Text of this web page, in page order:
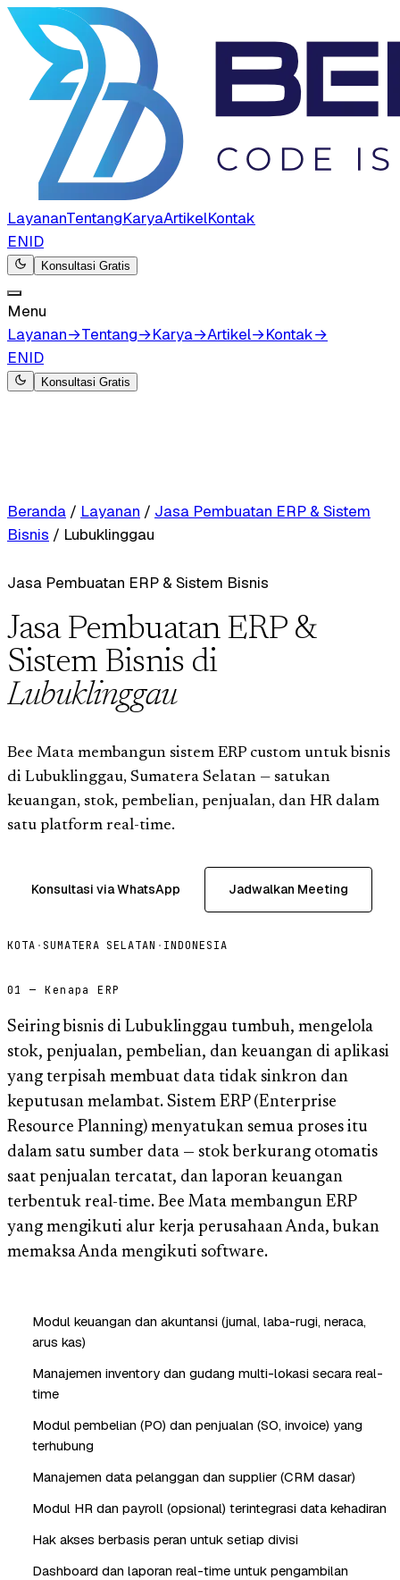
LayananTentangKaryaArtikelKontak
ENID
Konsultasi Gratis
Menu
Layanan→Tentang→Karya→Artikel→Kontak→
ENID
Konsultasi Gratis
Beranda / Layanan / Jasa Pembuatan ERP & Sistem
Bisnis / Lubuklinggau
Jasa Pembuatan ERP & Sistem Bisnis
Jasa Pembuatan ERP &
Sistem Bisnis di
Lubuklinggau
Bee Mata membangun sistem ERP custom untuk bisnis
di Lubuklinggau, Sumatera Selatan — satukan
keuangan, stok, pembelian, penjualan, dan HR dalam
satu platform real-time.
Konsultasi via WhatsApp Jadwalkan Meeting
KOTA · SUMATERA SELATAN · INDONESIA
01 — Kenapa ERP
Seiring bisnis di Lubuklinggau tumbuh, mengelola
stok, penjualan, pembelian, dan keuangan di aplikasi
yang terpisah membuat data tidak sinkron dan
keputusan melambat. Sistem ERP (Enterprise
Resource Planning) menyatukan semua proses itu
dalam satu sumber data — stok berkurang otomatis
saat penjualan tercatat, dan laporan keuangan
terbentuk real-time. Bee Mata membangun ERP
yang mengikuti alur kerja perusahaan Anda, bukan
memaksa Anda mengikuti software.
Modul keuangan dan akuntansi (jurnal, laba-rugi, neraca,
arus kas)
Manajemen inventory dan gudang multi-lokasi secara real-
time
Modul pembelian (PO) dan penjualan (SO, invoice) yang
terhubung
Manajemen data pelanggan dan supplier (CRM dasar)
Modul HR dan payroll (opsional) terintegrasi data kehadiran
Hak akses berbasis peran untuk setiap divisi
Dashboard dan laporan real-time untuk pengambilan